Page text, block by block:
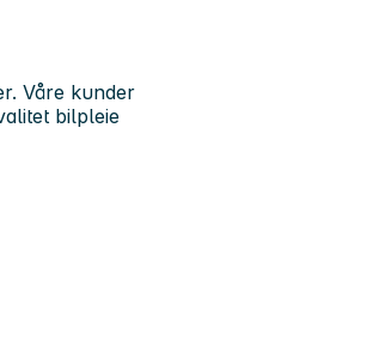
Våre kunder
bilpleie